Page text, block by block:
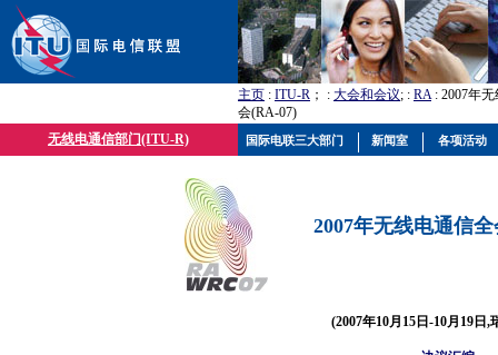
主页 : ITU-R ； : 大会和会议; : RA: 2007年
会(RA-07)
无线电通信部门(ITU-R)
2007年无线电通信
(2007年10月15日-10月19日,
国际电联三大部门 新闻室 各项活动